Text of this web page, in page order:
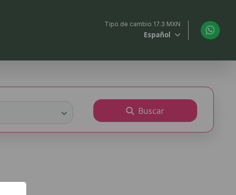
Tipo de cambio 17.3 MXN
Español
Buscar